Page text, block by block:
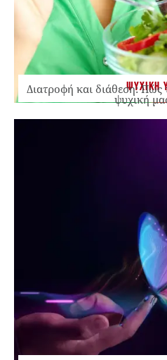
ΨΥΧΙΚΗ
Διατροφή και διάθεση: Πώς
ψυχική